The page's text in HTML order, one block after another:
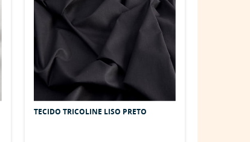
TECIDO TRICOLINE LISO PRETO